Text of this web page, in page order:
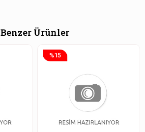
Benzer Ürünler
%15